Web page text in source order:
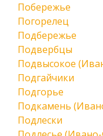
Побережье
Погорелец
Подбережье
Подвербцы
Подвысокое
Подгайчики
Подгорье
Подкамень
Подлески